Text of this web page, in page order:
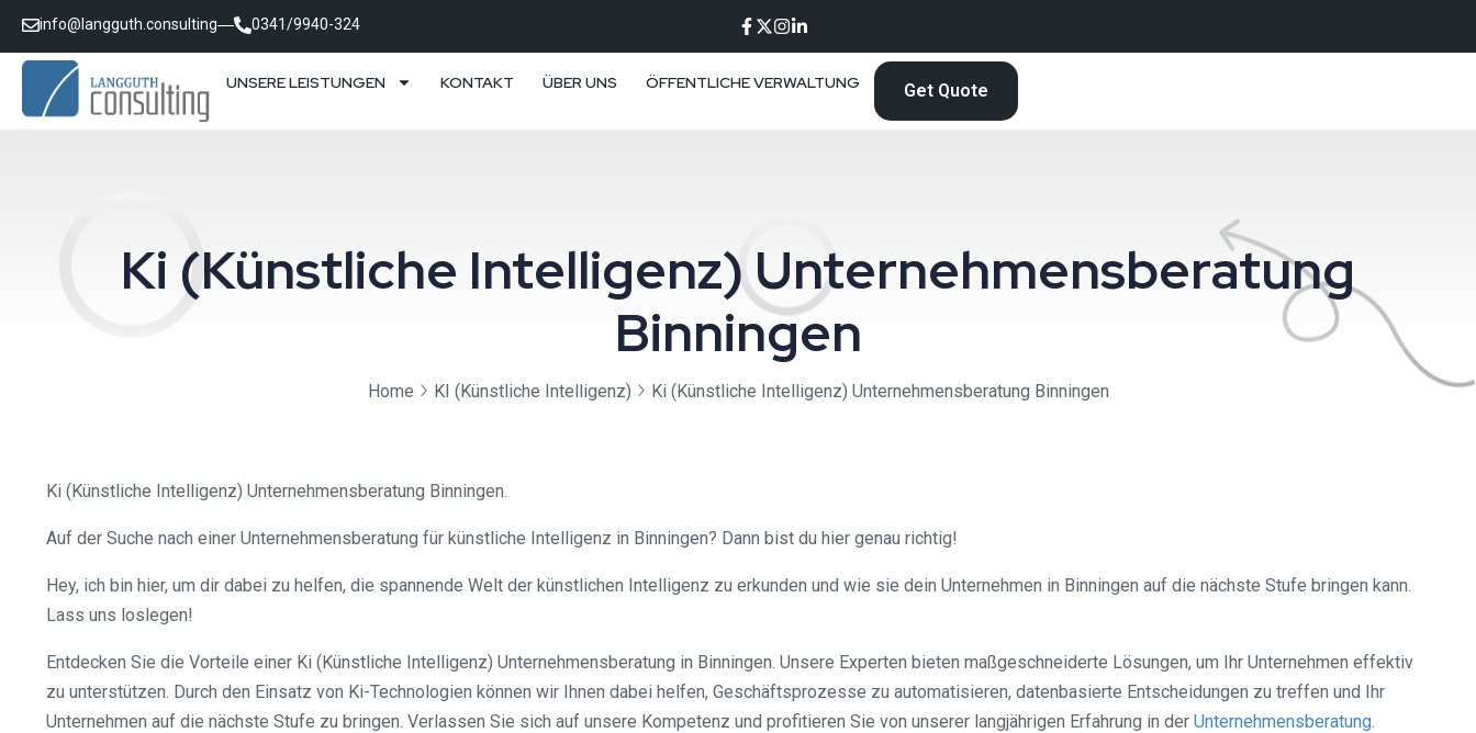
info@langguth.consulting 0341/9940-324
UNSERE LEISTUNGEN KONTAKT ÜBER UNS ÖFFENTLICHE VERWALTUNG Get Quote
Ki (Künstliche Intelligenz) Unternehmensberatung
Binningen
Home KI (Künstliche Intelligenz) Ki (Künstliche Intelligenz) Unternehmensberatung Binningen
Ki (Künstliche Intelligenz) Unternehmensberatung Binningen.
Auf der Suche nach einer Unternehmensberatung für künstliche Intelligenz in Binningen? Dann bist du hier genau richtig!
Hey, ich bin hier, um dir dabei zu helfen, die spannende Welt der künstlichen Intelligenz zu erkunden und wie sie dein Unternehmen in Binningen auf die nächste Stufe bringen kann.
Lass uns loslegen!
Entdecken Sie die Vorteile einer Ki (Künstliche Intelligenz) Unternehmensberatung in Binningen. Unsere Experten bieten maßgeschneiderte Lösungen, um Ihr Unternehmen effektiv
zu unterstützen. Durch den Einsatz von Ki-Technologien können wir Ihnen dabei helfen, Geschäftsprozesse zu automatisieren, datenbasierte Entscheidungen zu treffen und Ihr
Unternehmen auf die nächste Stufe zu bringen. Verlassen Sie sich auf unsere Kompetenz und profitieren Sie von unserer langjährigen Erfahrung in der Unternehmensberatung.